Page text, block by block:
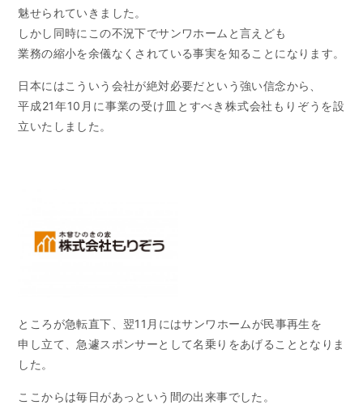
魅せられていきました。
しかし同時にこの不況下でサンワホームと言えども
業務の縮小を余儀なくされている事実を知ることになります。
日本にはこういう会社が絶対必要だという強い信念から、
平成21年10月に事業の受け皿とすべき株式会社もりぞうを設
立いたしました。
ところが急転直下、翌11月にはサンワホームが民事再生を
申し立て、急遽スポンサーとして名乗りをあげることとなりま
した。
ここからは毎日があっという間の出来事でした。